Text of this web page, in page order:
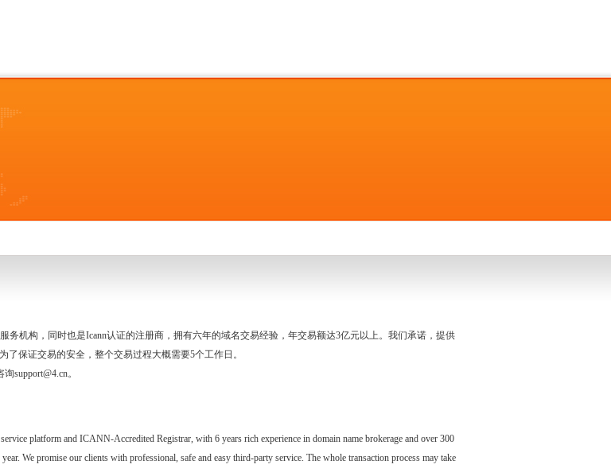
务机构，同时也是Icann认证的注册商，拥有六年的域名交易经验，年交易额达3亿元以上。我们承诺，提供
了保证交易的安全，整个交易过程大概需要5个工作日。
support@4.cn。
platform and ICANN-Accredited Registrar, with 6 years rich experience in domain name brokerage and over 300
We promise our clients with professional, safe and easy third-party service. The whole transaction process may take